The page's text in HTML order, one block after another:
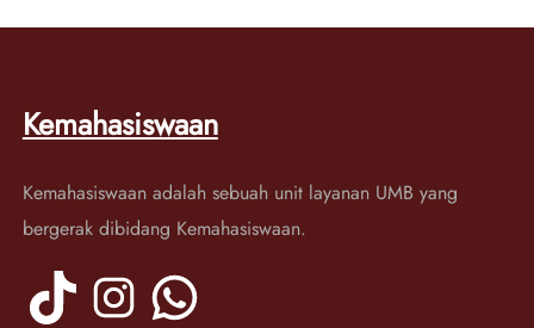
Kemahasiswaan
Kemahasiswaan adalah sebuah unit layanan UMB yang
bergerak dibidang Kemahasiswaan.
TikTok Instagram WhatsApp